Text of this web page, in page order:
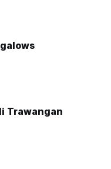
Trawangan